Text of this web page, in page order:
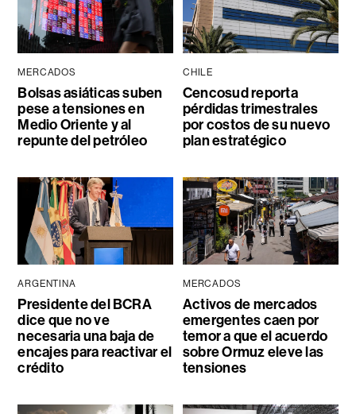
MERCADOS
Bolsas asiáticas suben
pese a tensiones en
Medio Oriente y al
repunte del petróleo
CHILE
Cencosud reporta
pérdidas trimestrales
por costos de su nuevo
plan estratégico
ARGENTINA
Presidente del BCRA
dice que no ve
necesaria una baja de
encajes para reactivar el
crédito
MERCADOS
Activos de mercados
emergentes caen por
temor a que el acuerdo
sobre Ormuz eleve las
tensiones